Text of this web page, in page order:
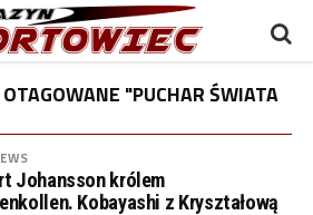
"PUCHAR ŚWIATA
Johansson królem
Kobayashi z Kryształową